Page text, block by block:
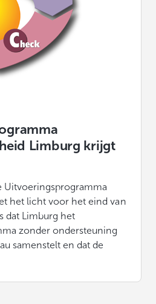
Limburg krijgt
Uitvoeringsprogramma
het licht voor het eind van
dat Limburg het
zonder ondersteuning
samenstelt en dat de